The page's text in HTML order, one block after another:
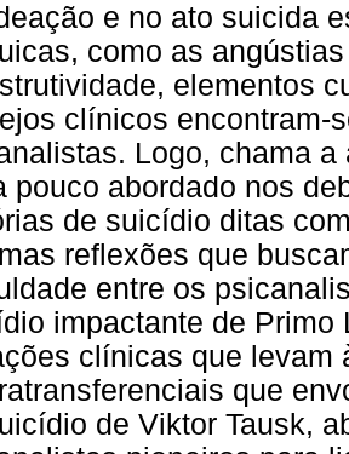
e no ato suicida
como as
elementos
clínicos encontram-
Logo, chama
pouco abordado nos
de suicídio ditas
reflexões que
entre os
impactante de Primo
clínicas que levam
que
de Viktor Tausk,